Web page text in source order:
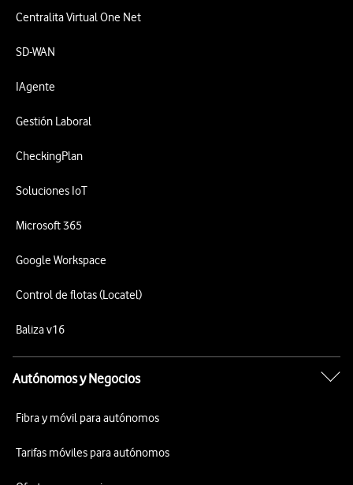
Centralita Virtual One Net
SD-WAN
IAgente
Gestión Laboral
CheckingPlan
Soluciones IoT
Microsoft 365
Google Workspace
Control de flotas (Locatel)
Baliza v16
Autónomos y Negocios
Fibra y móvil para autónomos
Tarifas móviles para autónomos